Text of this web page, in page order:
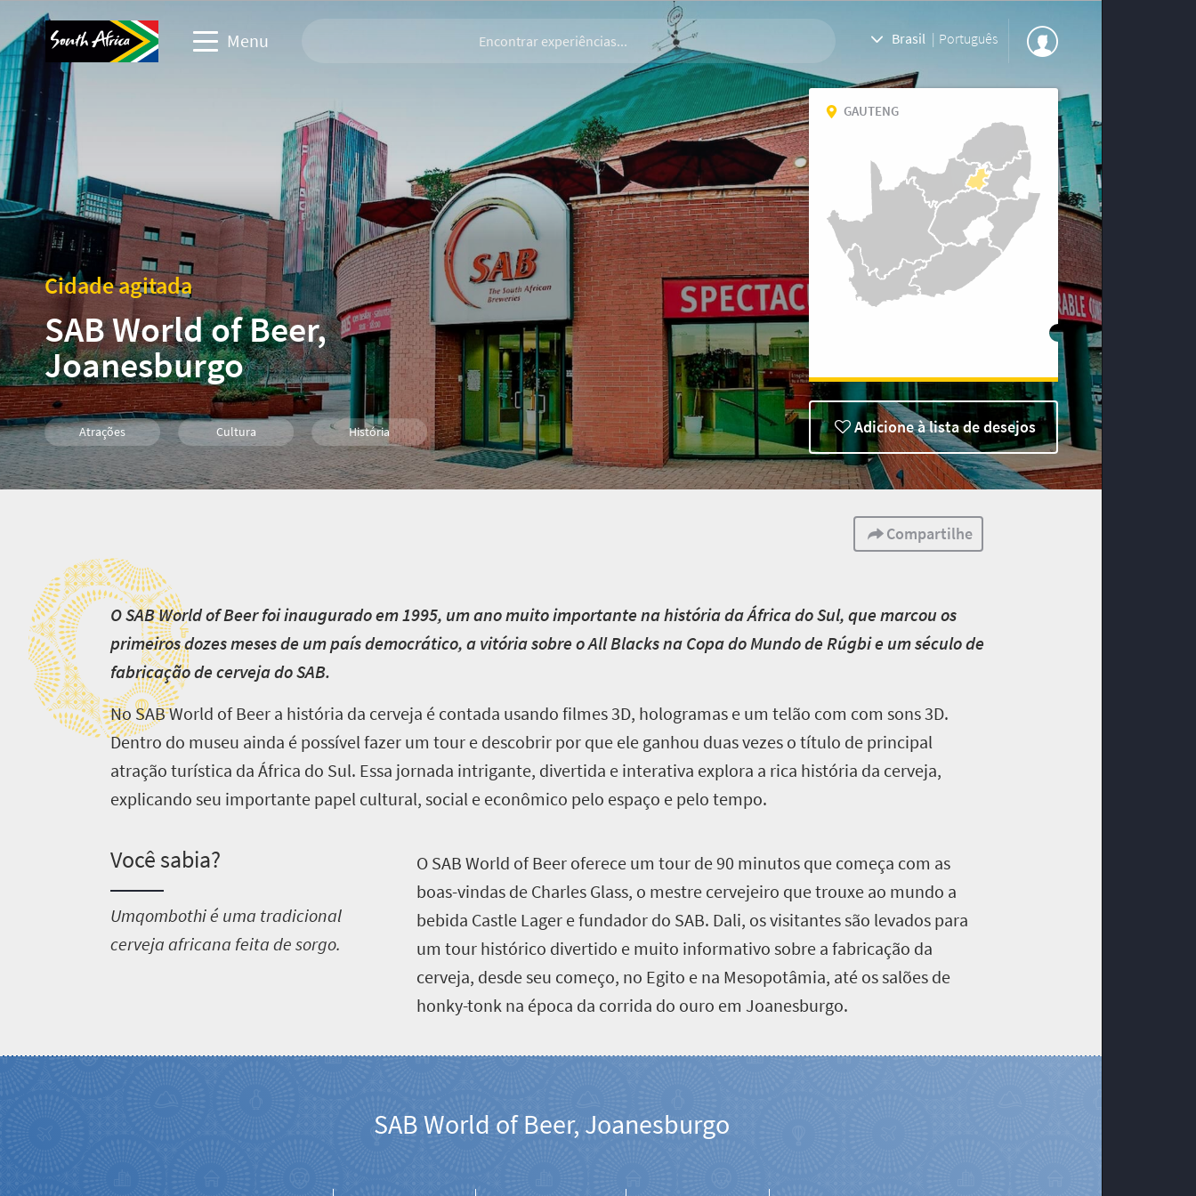
Menu Brasil | Português
Site de viagem
Site de parceiros de troca
Site de eventos de negócios
Site corporativo e de mídia
GAUTENG
Cidade agitada
SAB World of Beer,
Joanesburgo
Atrações Cultura História
Johannesburg
Adicione à lista de desejos
Compartilhe
O
OSAB World of Beer foi inaugurado em 1995, um ano muito importante na história da África do Sul, que marcou os
primeiros dozes meses de um país democrático, a vitória sobre o All Blacks na Copa do Mundo de Rúgbi e um século de
fabricação de cerveja do SAB.
No SAB World of Beer a história da cerveja é contada usando filmes 3D, hologramas e um telão com com sons 3D.
Dentro do museu ainda é possível fazer um tour e descobrir por que ele ganhou duas vezes o título de principal
atração turística da África do Sul. Essa jornada intrigante, divertida e interativa explora a rica história da cerveja,
explicando seu importante papel cultural, social e econômico pelo espaço e pelo tempo.
Você sabia?
Umqombothi é uma tradicional
cerveja africana feita de sorgo.
OSAB World of Beer oferece um tour de 90 minutos que começa com as
boas-vindas de Charles Glass, o mestre cervejeiro que trouxe ao mundo a
bebida Castle Lager e fundador do SAB. Dali, os visitantes são levados para
um tour histórico divertido e muito informativo sobre a fabricação da
cerveja, desde seu começo, no Egito e na Mesopotâmia, até os salões de
honky-tonk na época da corrida do ouro em Joanesburgo.
SAB World of Beer, Joanesburgo